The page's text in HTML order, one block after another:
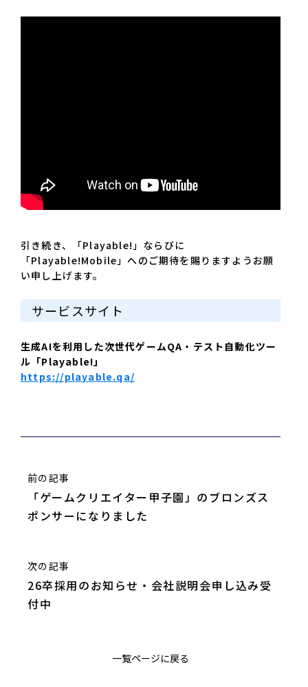
引き続き、「Playable!」ならびに
「Playable!Mobile」へのご期待を賜りますようお願
い申し上げます。
サービスサイト
生成AIを利用した次世代ゲームQA・テスト自動化ツー
ル「Playable!」
https://playable.qa/
前の記事
「ゲームクリエイター甲子園」のブロンズス
ポンサーになりました
次の記事
26卒採用のお知らせ・会社説明会申し込み受
付中
一覧ページに戻る